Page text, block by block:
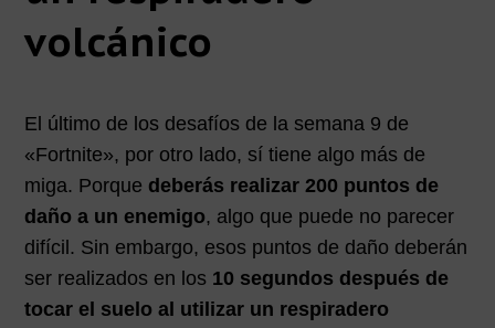
volcánico
El último de los desafíos de la semana 9 de
«Fortnite», por otro lado, sí tiene algo más de
miga. Porque deberás realizar 200 puntos de
daño a un enemigo, algo que puede no parecer
difícil. Sin embargo, esos puntos de daño deberán
ser realizados en los 10 segundos después de
tocar el suelo al utilizar un respiradero